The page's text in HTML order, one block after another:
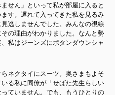
せん」といって私が部屋に入ると
す。遅れて入ってきた私を見るみ
逃しませんでした。みんなの視線
の理由がわかりました。なんと勢
私はジーンズにボタンダウンシャ
ネクタイにスーツ。奥さまもよそ
る私に同僚が「せばた先生らしい
ていません。でも、もうひとりの